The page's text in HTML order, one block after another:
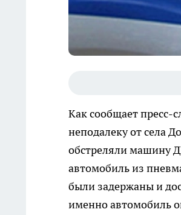
Как сообщает пресс-
неподалеку от села
обстреляли машину
автомобиль из
были задержаны и
именно автомобиль